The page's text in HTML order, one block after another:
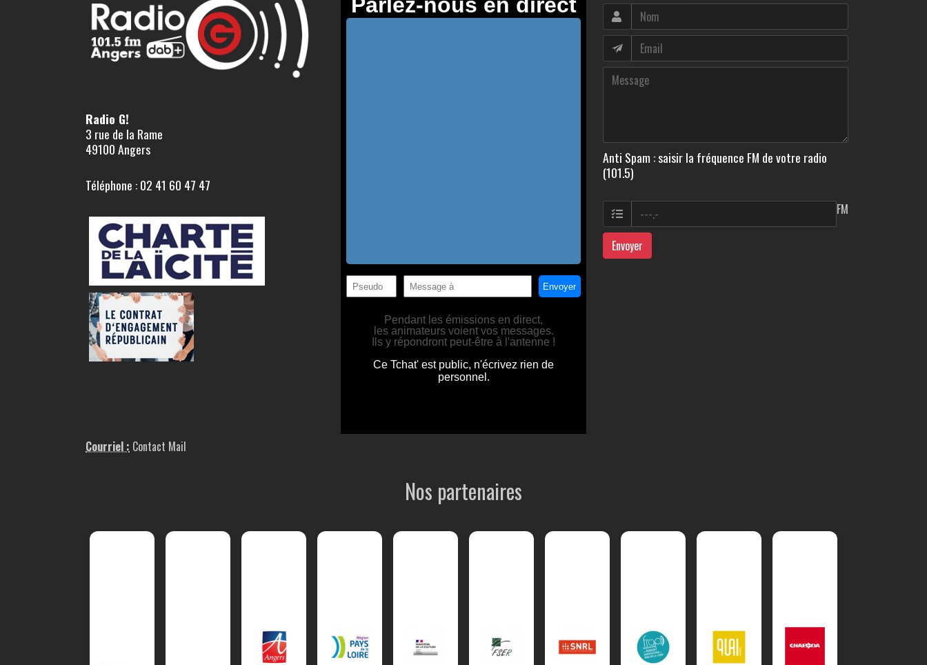
Radio G!
3 rue de la Rame
49100 Angers
Téléphone : 02 41 60 47 47
Courriel : Contact Mail
Anti Spam : saisir la fréquence FM de votre radio
(101.5)
FM
Envoyer
Nos partenaires